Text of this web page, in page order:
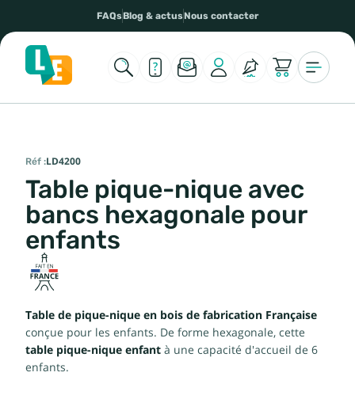
FAQsBlog & actusNous contacter
Réf :LD4200
Table pique-nique avec
bancs hexagonale pour
enfants
Table de pique-nique en bois de fabrication Française
conçue pour les enfants. De forme hexagonale, cette
table pique-nique enfant à une capacité d'accueil de 6
enfants.